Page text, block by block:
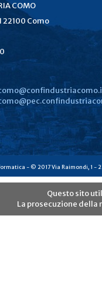
COMO
22100 Como
- © 2017 Via Raimondi, 1 -
Questo sito
La prosecuzione